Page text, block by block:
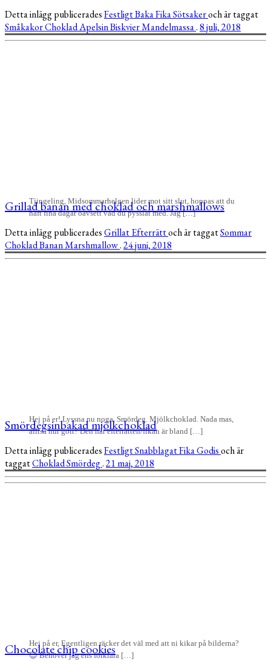
Detta inlägg publiceradesFestligtBakaFikaSötsakeroch är taggat
SmåkakorChokladApelsinBiskvierMandelmassa.8 juli, 2018
Tjingeling, Midsommarhelgen lider mot sitt slut, hoppas att du
haft fina dagar oavsett vad du pysslat med. Jag […]
Grillad banan med choklad och marshmallows
Detta inlägg publiceradesGrillatEfterrättoch är taggatSommar
ChokladBananMarshmallow.24 juni, 2018
Hej på er! Lyssna nu noga. Smördeg. Mjölkchoklad. Nada mas,
alltså hur gott? Den här efterrätten/fikan är bland […]
Smördegsinbakad mjölkchoklad
Detta inlägg publiceradesFestligtSnabblagatFikaGodisoch är
taggatChokladSmördeg.21 maj, 2018
Hej på er, Egentligen räcker det väl med att ni kikar på bilderna?
😉 Behöver jag ens förklara […]
Chocolate chip cookies